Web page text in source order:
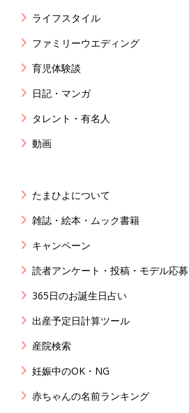
ライフスタイル
ファミリーウエディング
育児体験談
日記・マンガ
タレント・有名人
動画
たまひよについて
雑誌・絵本・ムック書籍
キャンペーン
読者アンケート・投稿・モデル応募
365日のお誕生日占い
出産予定日計算ツール
産院検索
妊娠中のOK・NG
赤ちゃんの名前ランキング